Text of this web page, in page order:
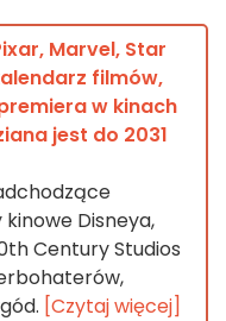
Marvel, Star
filmów,
w kinach
jest do 2031
Disneya,
Century Studios
[Czytaj więcej]